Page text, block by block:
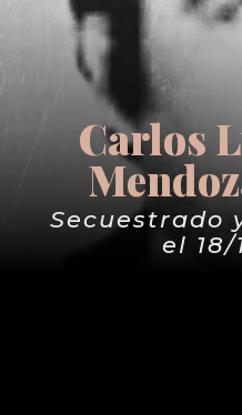
Carlos
Secuestrado
el 18/